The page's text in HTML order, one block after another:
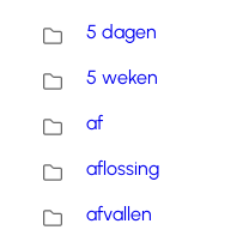
5 dagen
5 weken
af
aflossing
afvallen